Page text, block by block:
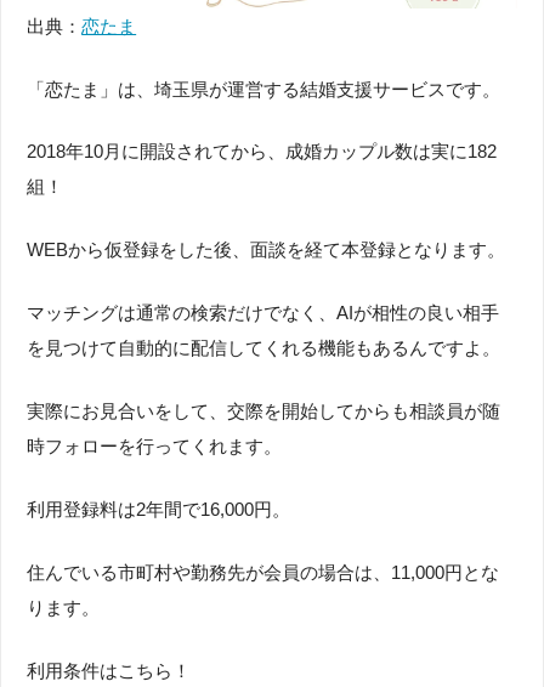
出典：恋たま
「恋たま」は、埼玉県が運営する結婚支援サービスです。
2018年10月に開設されてから、成婚カップル数は実に182
組！
WEBから仮登録をした後、面談を経て本登録となります。
マッチングは通常の検索だけでなく、AIが相性の良い相手
を見つけて自動的に配信してくれる機能もあるんですよ。
実際にお見合いをして、交際を開始してからも相談員が随
時フォローを行ってくれます。
利用登録料は2年間で16,000円。
住んでいる市町村や勤務先が会員の場合は、11,000円とな
ります。
利用条件はこちら！